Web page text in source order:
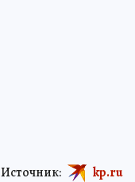
Источник: kp.ru